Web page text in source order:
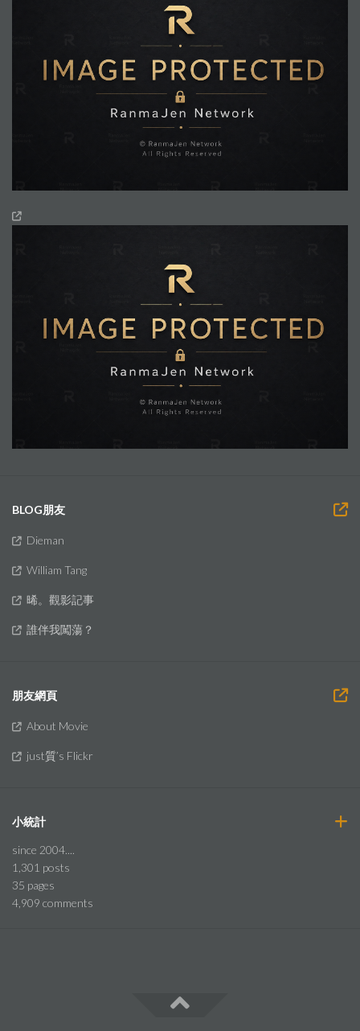
BLOG朋友
Dieman
William Tang
晞。觀影記事
誰伴我闖蕩？
朋友網頁
About Movie
just質’s Flickr
小統計
since 2004....
1,301 posts
35 pages
4,909 comments